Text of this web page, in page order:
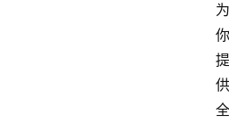
为
你
提
供
全